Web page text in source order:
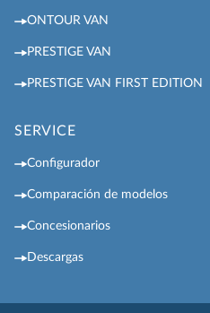
ONTOUR VAN
PRESTIGE VAN
PRESTIGE VAN FIRST EDITION
SERVICE
Configurador
Comparación de modelos
Concesionarios
Descargas